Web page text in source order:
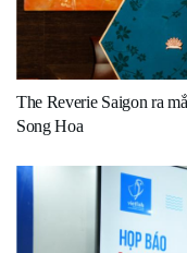
The Reverie Saigon ra
Song Hoa